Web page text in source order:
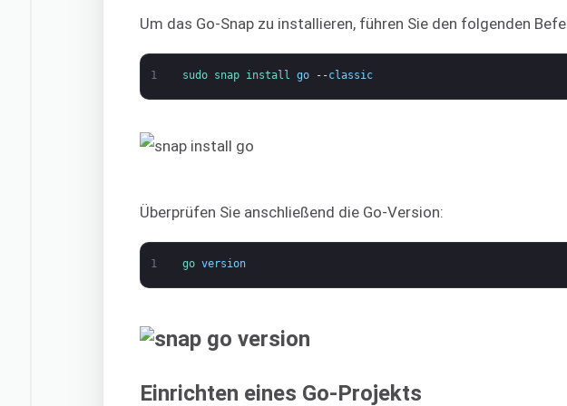
Um das Go-Snap zu installieren, führen Sie den folgenden
1 sudo snap install go --classic
Überprüfen Sie anschließend die Go-Version:
1 go version
Einrichten eines Go-Projekts